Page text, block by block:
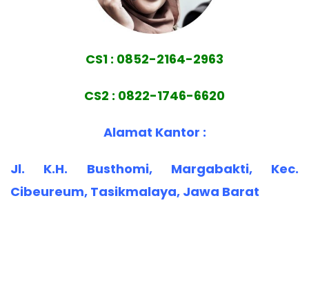
CS1 : 0852-2164-2963
CS2 : 0822-1746-6620
Alamat Kantor :
Jl. K.H. Busthomi, Margabakti, Kec.
Cibeureum, Tasikmalaya, Jawa Barat